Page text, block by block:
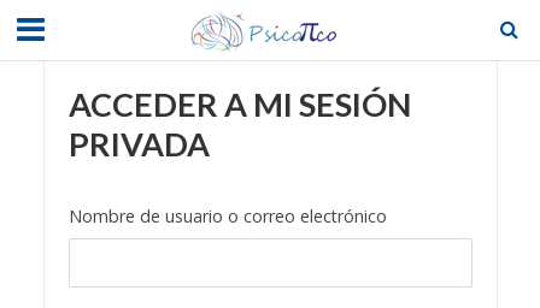
ACCEDER A MI SESIÓN
PRIVADA
Nombre de usuario o correo electrónico